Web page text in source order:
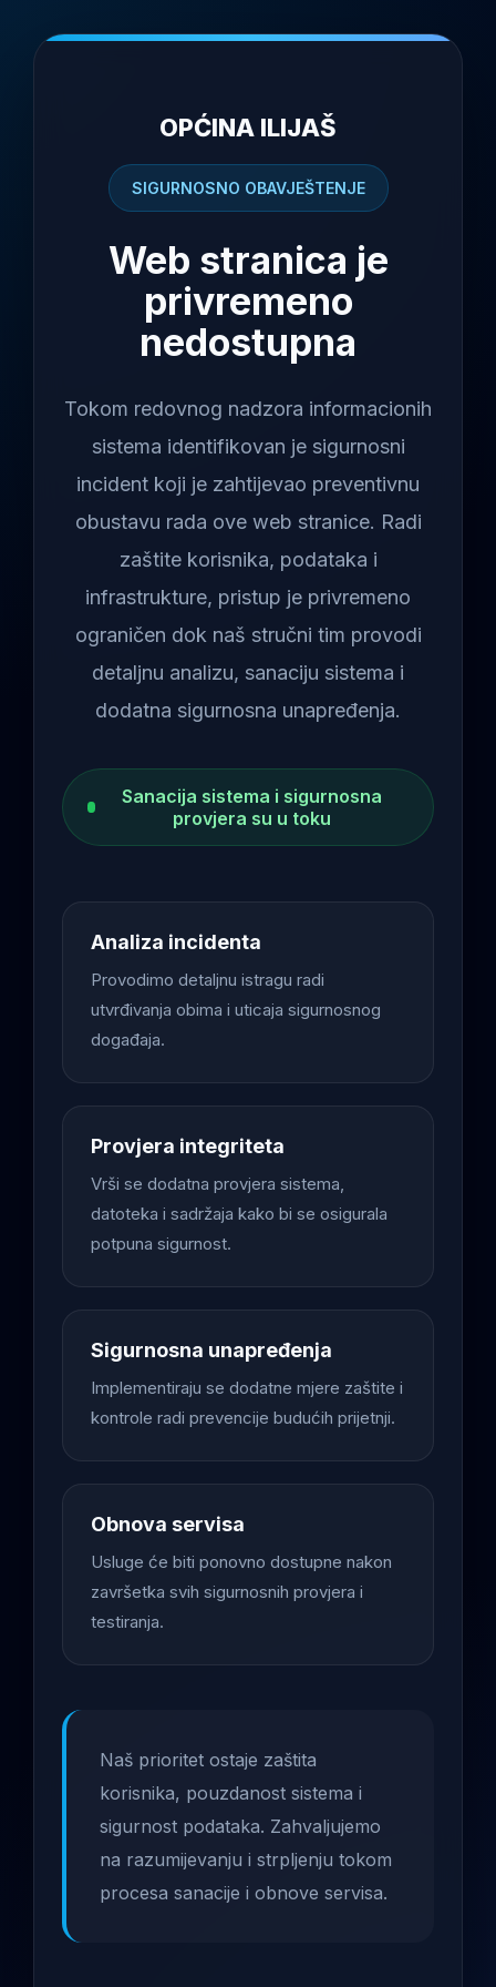
OPĆINA ILIJAŠ
SIGURNOSNO OBAVJEŠTENJE
Web stranica je
privremeno
nedostupna
Tokom redovnog nadzora informacionih
sistema identifikovan je sigurnosni
incident koji je zahtijevao preventivnu
obustavu rada ove web stranice. Radi
zaštite korisnika, podataka i
infrastrukture, pristup je privremeno
ograničen dok naš stručni tim provodi
detaljnu analizu, sanaciju sistema i
dodatna sigurnosna unapređenja.
Sanacija sistema i sigurnosna
provjera su u toku
Analiza incidenta
Provodimo detaljnu istragu radi
utvrđivanja obima i uticaja sigurnosnog
događaja.
Provjera integriteta
Vrši se dodatna provjera sistema,
datoteka i sadržaja kako bi se osigurala
potpuna sigurnost.
Sigurnosna unapređenja
Implementiraju se dodatne mjere zaštite i
kontrole radi prevencije budućih prijetnji.
Obnova servisa
Usluge će biti ponovno dostupne nakon
završetka svih sigurnosnih provjera i
testiranja.
Naš prioritet ostaje zaštita
korisnika, pouzdanost sistema i
sigurnost podataka. Zahvaljujemo
na razumijevanju i strpljenju tokom
procesa sanacije i obnove servisa.